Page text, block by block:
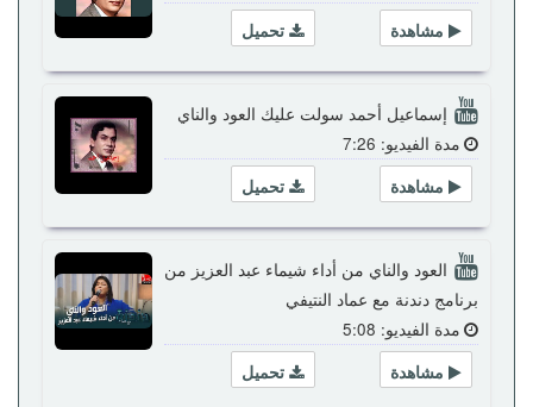
تحميل
مشاهدة
إسماعيل أحمد سولت عليك العود والناي
مدة الفيديو: 7:26
تحميل
مشاهدة
العود والناي من أداء شيماء عبد العزيز من
برنامج دندنة مع عماد النتيفي
مدة الفيديو: 5:08
تحميل
مشاهدة